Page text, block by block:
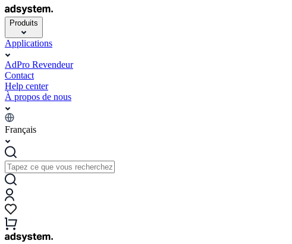
Produits
Applications
AdPro Revendeur
Contact
Help center
À propos de nous
Français